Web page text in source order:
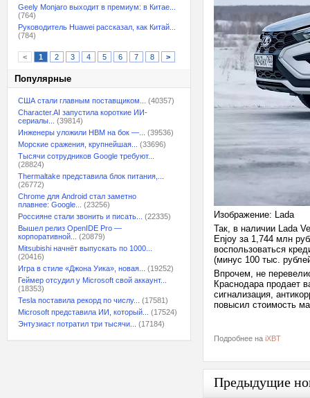
Geely Monjaro выходит в премиум: в Китае...
(764)
Руководитель Huawei рассказал, как Китай...
(784)
< 1 2 3 4 5 6 7 8 >
Популярные
США стали главным поставщиком...
(40357)
Character.AI запустила короткие ИИ-
сериалы...
(39814)
Инженеры уложили HBM на бок —...
(39536)
Морские сражения, крупнейшая...
(33696)
Тысячи сотрудников Google требуют...
(28824)
Thermaltake представила блок питания,...
(26772)
Chrome для Android стал заметно
плавнее: Google...
(23256)
Россияне стали звонить и писать...
(22335)
Вышел релиз OpenIDE Pro —
корпоративной...
(20879)
Mitsubishi начнёт выпускать по 1000...
(20416)
Игра в стиле «Джона Уика», новая...
(19252)
Геймер отсудил у Microsoft свой аккаунт...
(18353)
Tesla поставила рекорд по числу...
(17581)
Microsoft представила ИИ, который...
(17524)
Энтузиаст потратил три тысячи...
(17184)
Изображение: Lada
Так, в наличии Lada
Enjoy за 1,744 млн
воспользоваться
(минус 100 тыс.
Впрочем, не
Краснодара продает
сигнализация,
повысил стоимость
Подробнее на iXBT
Предыдущие